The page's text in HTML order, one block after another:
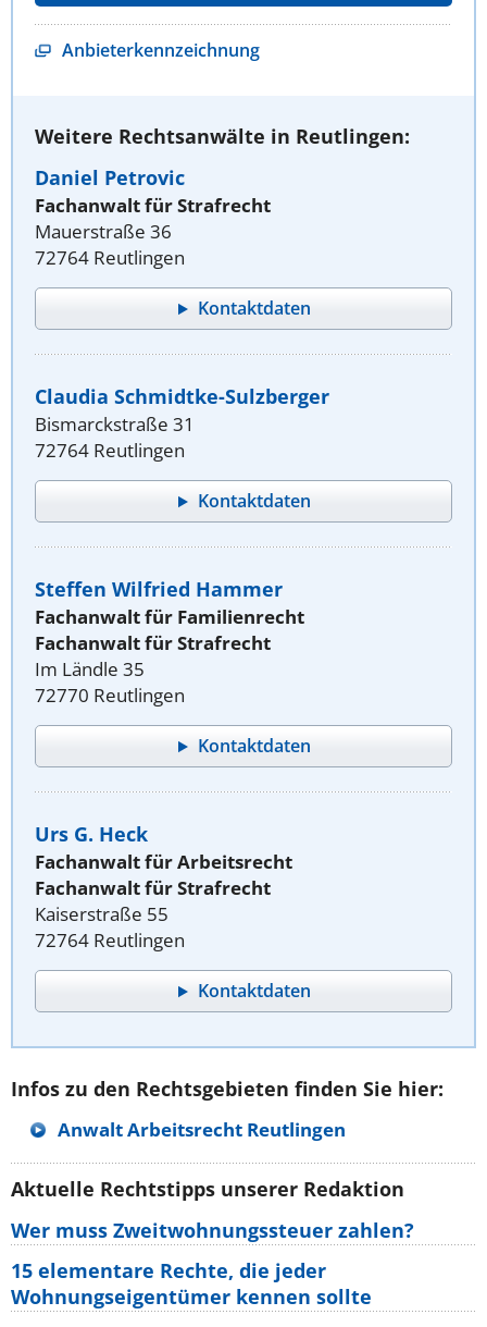
Anbieterkennzeichnung
Weitere Rechtsanwälte in Reutlingen:
Daniel Petrovic
Fachanwalt für Strafrecht
Mauerstraße 36
72764 Reutlingen
Kontaktdaten
Claudia Schmidtke-Sulzberger
Bismarckstraße 31
72764 Reutlingen
Kontaktdaten
Steffen Wilfried Hammer
Fachanwalt für Familienrecht
Fachanwalt für Strafrecht
Im Ländle 35
72770 Reutlingen
Kontaktdaten
Urs G. Heck
Fachanwalt für Arbeitsrecht
Fachanwalt für Strafrecht
Kaiserstraße 55
72764 Reutlingen
Kontaktdaten
Infos zu den Rechtsgebieten finden Sie hier:
Anwalt Arbeitsrecht Reutlingen
Aktuelle Rechtstipps unserer Redaktion
Wer muss Zweitwohnungssteuer zahlen?
15 elementare Rechte, die jeder
Wohnungseigentümer kennen sollte